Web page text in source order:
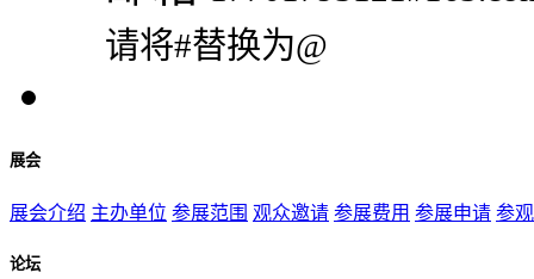
请将#替换为@
展会
展会介绍 主办单位 参展范围 观众邀请 参展费用 参展申请 参
论坛